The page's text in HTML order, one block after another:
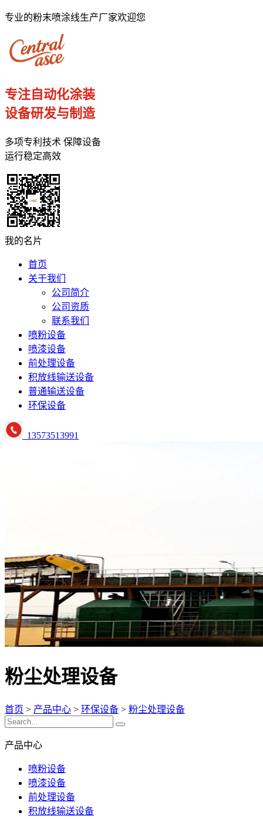
专业的粉末喷涂线生产厂家欢迎您
专注自动化涂装
设备研发与制造
多项专利技术 保障设备
运行稳定高效
我的名片
首页
关于我们
公司简介
公司资质
联系我们
喷粉设备
喷漆设备
前处理设备
积放线输送设备
普通输送设备
环保设备
13573513991
粉尘处理设备
首页 > 产品中心 > 环保设备 > 粉尘处理设备
产品中心
喷粉设备
喷漆设备
前处理设备
积放线输送设备